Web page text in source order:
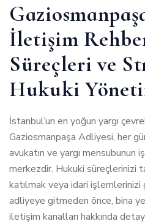
İletişim
Süreçleri ve
Hukuki
İstanbul’un en yoğun yargı
Gaziosmanpaşa Adliyesi, her
avukatın ve yargı mensubunun
merkezdir. Hukuki süreçlerinizi
katılmak veya idari
adliyeye gitmeden önce, bina
iletişim kanalları hakkında